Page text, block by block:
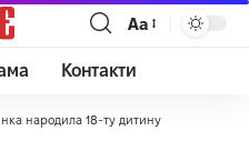
Аа
Контакти
народила 18-ту дитину